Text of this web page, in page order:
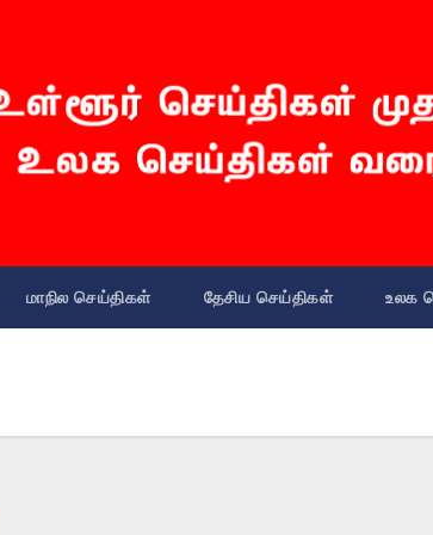
மாநில செய்திகள் தேசிய செய்திகள் உலக